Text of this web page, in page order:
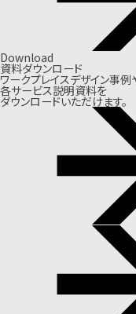
Download
資料ダウンロード
ワークプレイスデザイン事例
各サービス説明資料を
ダウンロードいただけます。